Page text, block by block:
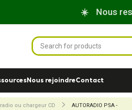
☀️ Nous
Nous rejoindreContact
ou chargeur CD
AUTORADIO PSA -